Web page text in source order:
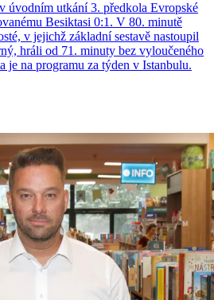
úvodním utkání 3. předkola Evropské
Besiktasi 0:1. V 80. minutě
v jejichž základní sestavě nastoupil
hráli od 71. minuty bez vyloučeného
je na programu za týden v Istanbulu.